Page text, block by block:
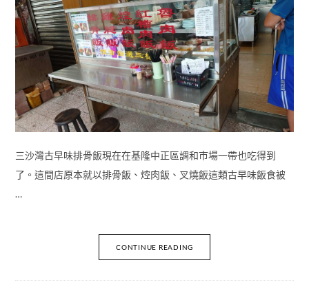
三沙灣古早味排骨飯現在在基隆中正區調和市場一帶也吃得到
了。這間店原本就以排骨飯、焢肉飯、叉燒飯這類古早味飯食被
…
CONTINUE READING